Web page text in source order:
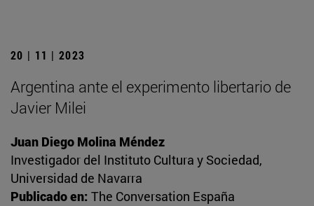
20 | 11 | 2023
Argentina ante el experimento libertario de
Javier Milei
Juan Diego Molina Méndez
Investigador del Instituto Cultura y Sociedad,
Universidad de Navarra
Publicado en: The Conversation España